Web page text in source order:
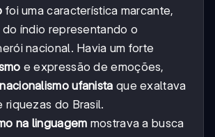
foi uma característica marcante,
do índio representando o
nacional. Havia um forte
e expressão de emoções,
nacionalismo ufanista que exaltava
riquezas do Brasil.
na linguagem mostrava a busca